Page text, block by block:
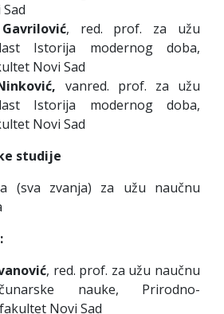
, red. prof. za užu
Istorija modernog doba,
Novi Sad
vanred. prof. za užu
Istorija modernog doba,
Novi Sad
studije
(sva zvanja) za užu naučnu
, red. prof. za užu naučnu
nauke, Prirodno-
Novi Sad